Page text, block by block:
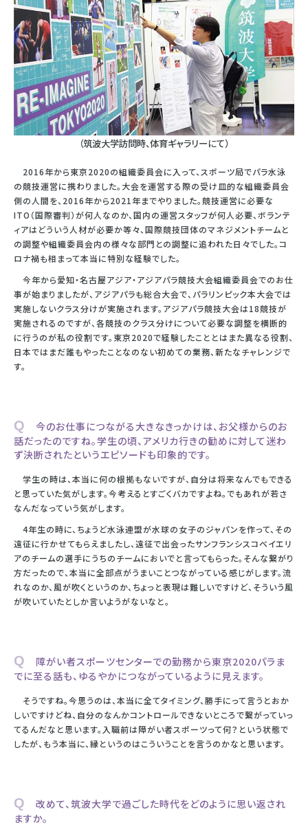
（筑波大学訪問時、体育ギャラリーにて）
2016年から東京2020の組織委員会に入って、スポーツ局でパラ水泳
の競技運営に携わりました。大会を運営する際の受け皿的な組織委員会
側の人間を、2016年から2021年までやりました。競技運営に必要な
ITO（国際審判）が何人なのか、国内の運営スタッフが何人必要、ボランテ
ィアはどういう人材が必要か等々、国際競技団体のマネジメントチームと
の調整や組織委員会内の様々な部門との調整に追われた日々でした。コ
ロナ禍も相まって本当に特別な経験でした。
今年から愛知・名古屋アジア・アジアパラ競技大会組織委員会でのお仕
事が始まりましたが、アジアパラも総合大会で、パラリンピック本大会では
実施しないクラス分けが実施されます。アジアパラ競技大会は18競技が
実施されるのですが、各競技のクラス分けについて必要な調整を横断的
に行うのが私の役割です。東京2020で経験したこととはまた異なる役割、
日本ではまだ誰もやったことなのない初めての業務、新たなチャレンジで
す。
Q 今のお仕事につながる大きなきっかけは、お父様からのお
話だったのですね。学生の頃、アメリカ行きの勧めに対して迷わ
ず決断されたというエピソードも印象的です。
学生の時は、本当に何の根拠もないですが、自分は将来なんでもできる
と思っていた気がします。今考えるとすごくバカですよね。でもあれが若さ
なんだなっていう気がします。
4年生の時に、ちょうど水泳連盟が水球の女子のジャパンを作って、その
遠征に行かせてもらえましたし、遠征で出会ったサンフランシスコベイエリ
アのチームの選手にうちのチームにおいでと言ってもらった。そんな繋がり
方だったので、本当に全部点がうまいことつながっている感じがします。流
れなのか、風が吹くというのか、ちょっと表現は難しいですけど、そういう風
が吹いていたとしか言いようがないなと。
Q 障がい者スポーツセンターでの勤務から東京2020パラま
でに至る話も、ゆるやかにつながっているように見えます。
そうですね。今思うのは、本当に全てタイミング、勝手にって言うとおか
しいですけどね、自分のなんかコントロールできないところで繋がっていっ
てるんだなと思います。入職前は障がい者スポーツって何？という状態で
したが、もう本当に、縁というのはこういうことを言うのかなと思います。
Q 改めて、筑波大学で過ごした時代をどのように思い返され
ますか。